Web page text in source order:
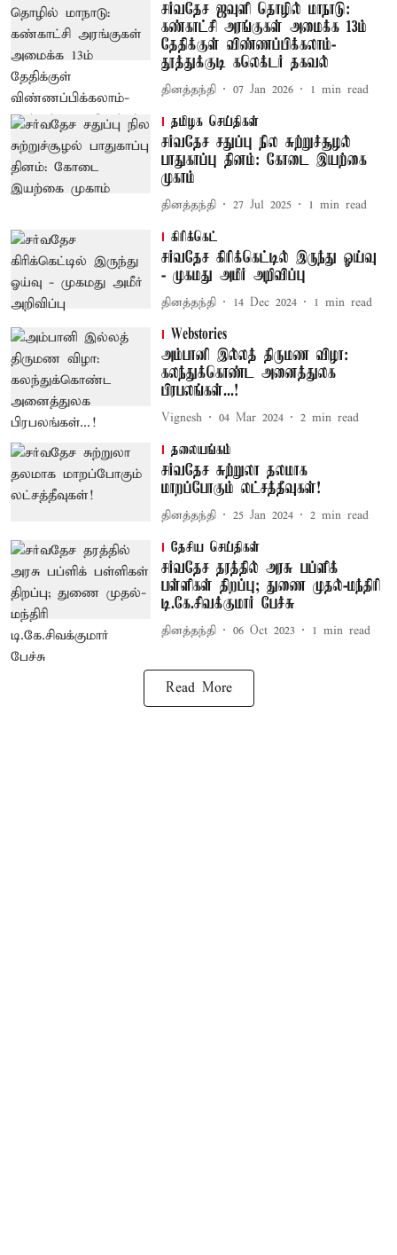
சர்வதேச ஜவுளி தொழில் மாநாடு:
கண்காட்சி அரங்குகள் அமைக்க 13ம்
தேதிக்குள் விண்ணப்பிக்கலாம்-
தூத்துக்குடி கலெக்டர் தகவல்
தினத்தந்தி 07 Jan 2026 1 min read
தமிழக செய்திகள்
சர்வதேச சதுப்பு நில சுற்றுச்சூழல்
பாதுகாப்பு தினம்: கோடை இயற்கை
முகாம்
தினத்தந்தி 27 Jul 2025 1 min read
கிரிக்கெட்
சர்வதேச கிரிக்கெட்டில் இருந்து ஓய்வு
- முகமது அமீர் அறிவிப்பு
தினத்தந்தி 14 Dec 2024 1 min read
Webstories
அம்பானி இல்லத் திருமண விழா:
கலந்துக்கொண்ட அனைத்துலக
பிரபலங்கள்...!
Vignesh 04 Mar 2024 2 min read
தலையங்கம்
சர்வதேச சுற்றுலா தலமாக
மாறப்போகும் லட்சத்தீவுகள்!
தினத்தந்தி 25 Jan 2024 2 min read
தேசிய செய்திகள்
சர்வதேச தரத்தில் அரசு பப்ளிக்
பள்ளிகள் திறப்பு; துணை முதல்-மந்திரி
டி.கே.சிவக்குமார் பேச்சு
தினத்தந்தி 06 Oct 2023 1 min read
Read More